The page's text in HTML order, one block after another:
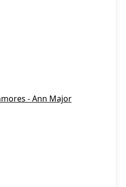
- Ann Major